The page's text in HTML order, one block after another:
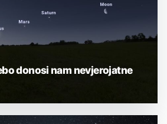
donosi nam nevjerojatne